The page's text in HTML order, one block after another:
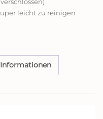
leicht zu reinigen